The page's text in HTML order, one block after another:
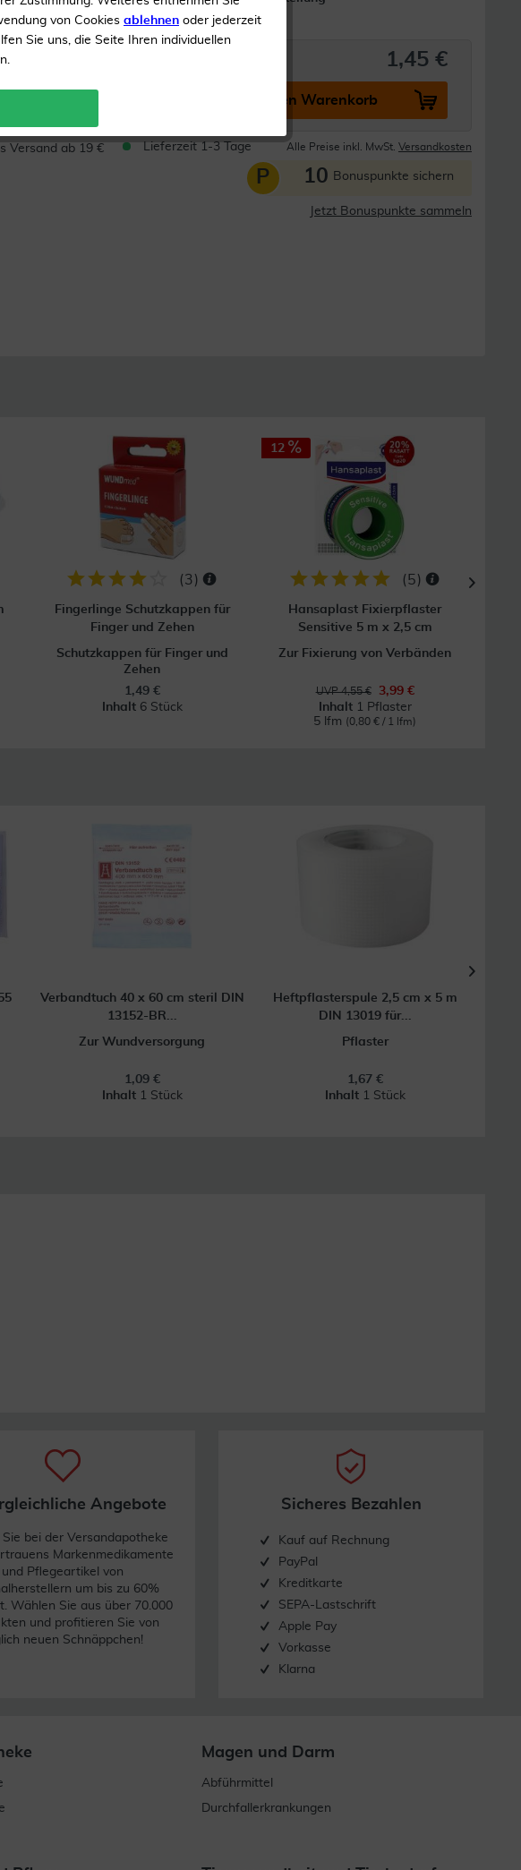
Hilfe Versorgung
1 Stück 1,45 €
In den Warenkorb
Versand ab 19 € Lieferzeit 1-3 Tage Alle Preise inkl. MwSt. Versandkosten
P 10 Bonuspunkte sichern
Jetzt Bonuspunkte sammeln
(3)
Fingerlinge Schutzkappen für
Finger und Zehen
Schutzkappen für Finger und
Zehen
1,49 €
Inhalt 6 Stück
12
(5)
Hansaplast Fixierpflaster
Sensitive 5 m x 2,5 cm
Zur Fixierung von Verbänden
UVP 4,55 €
3,99 €
Inhalt 1 Pflaster
5 lfm (0,80 € / 1 lfm)
Verbandtuch 40 x 60 cm steril DIN
13152-BR...
Zur Wundversorgung
1,09 €
Inhalt 1 Stück
Heftpflasterspule 2,5 cm x 5 m
DIN 13019 für...
Pflaster
1,67 €
Inhalt 1 Stück
Angebote
Sie bei der Versandapotheke
Markenmedikamente
und Pflegeartikel von
um bis zu 60%
Wählen Sie aus über 70.000
und profitieren Sie von
neuen Schnäppchen!
Sicheres Bezahlen
Kauf auf Rechnung
PayPal
Kreditkarte
SEPA-Lastschrift
Apple Pay
Vorkasse
Klarna
Magen und Darm
Abführmittel
Durchfallerkrankungen
von Cookies ablehnen oder jederzeit
Sie uns, die Seite Ihren individuellen